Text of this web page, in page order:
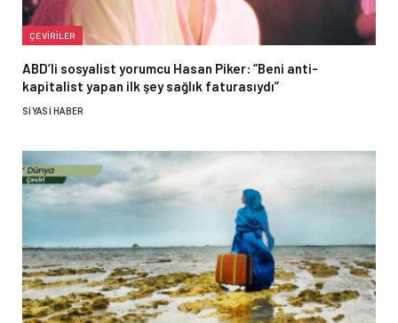
ÇEVIRILER
ABD’li sosyalist yorumcu Hasan Piker: “Beni anti-
kapitalist yapan ilk şey sağlık faturasıydı”
SIYASI HABER